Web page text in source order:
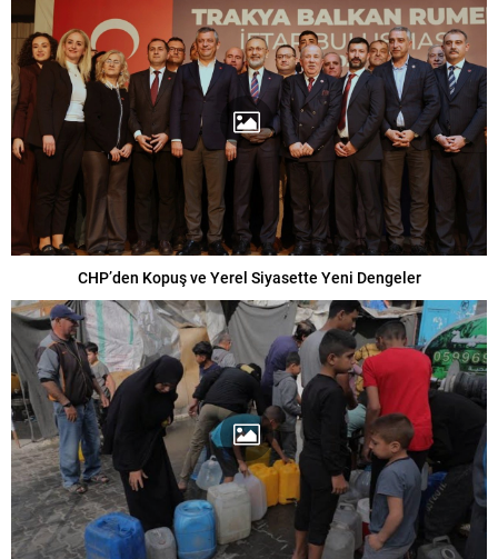
CHP’den Kopuş ve Yerel Siyasette Yeni Dengeler